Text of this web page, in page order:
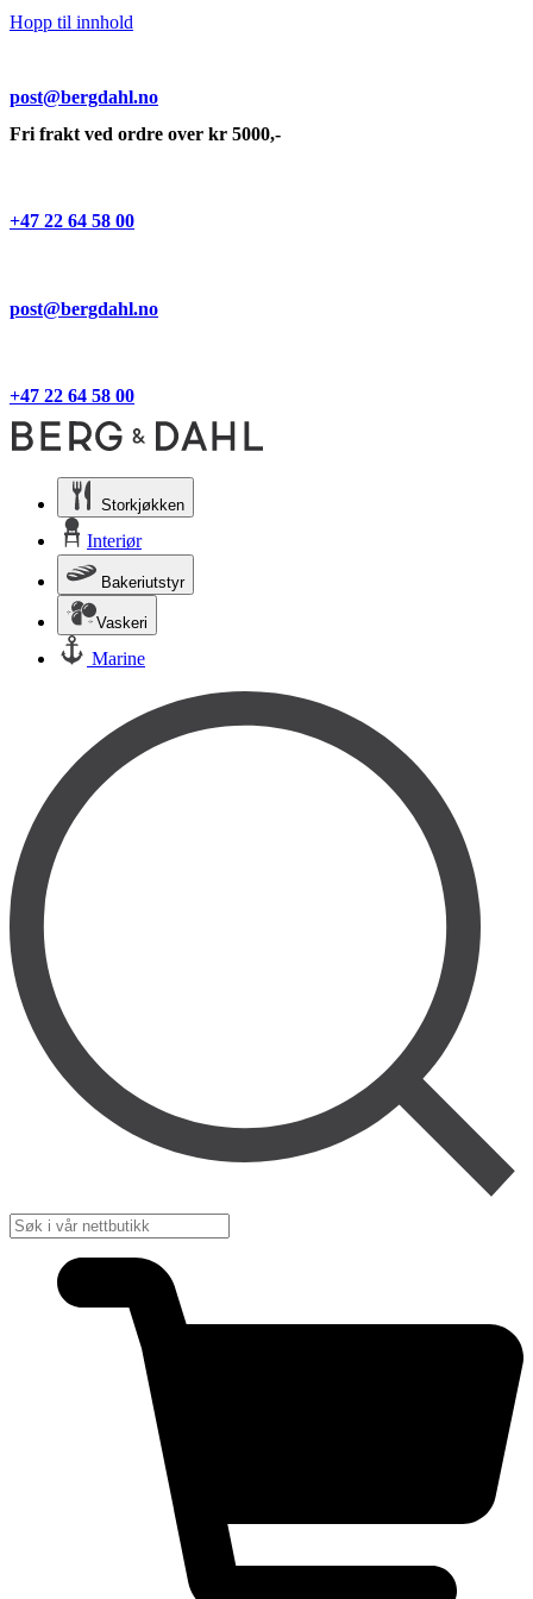
Hopp til innhold
post@bergdahl.no
Fri frakt ved ordre over kr 5000,-
+47 22 64 58 00
post@bergdahl.no
+47 22 64 58 00
Storkjøkken
Interiør
Bakeriutstyr
Vaskeri
Marine